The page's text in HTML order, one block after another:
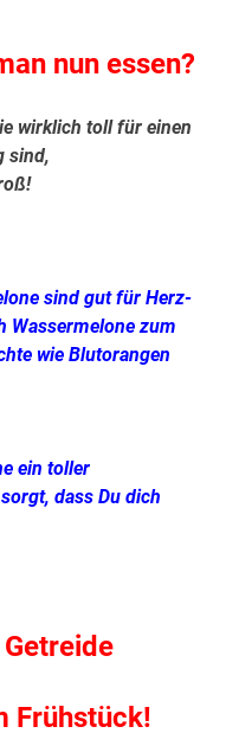
nun essen?
wirklich toll für einen
sind,
sind gut für Herz-
Wassermelone zum
wie Blutorangen
ein toller
dass Du dich
Frühstück!